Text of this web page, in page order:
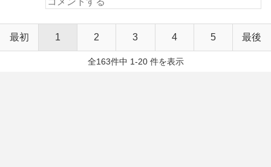
最初 1 2 3 4 5 最後
全163件中 1-20 件を表示